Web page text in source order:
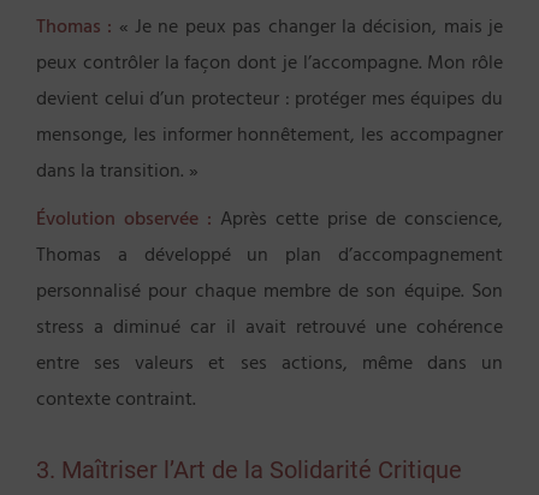
Thomas : « Je ne peux pas changer la décision, mais je
peux contrôler la façon dont je l’accompagne. Mon rôle
devient celui d’un protecteur : protéger mes équipes du
mensonge, les informer honnêtement, les accompagner
dans la transition. »
Évolution observée : Après cette prise de conscience,
Thomas a développé un plan d’accompagnement
personnalisé pour chaque membre de son équipe. Son
stress a diminué car il avait retrouvé une cohérence
entre ses valeurs et ses actions, même dans un
contexte contraint.
3. Maîtriser l’Art de la Solidarité Critique